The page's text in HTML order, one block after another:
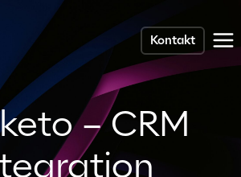
Kontakt
– CRM